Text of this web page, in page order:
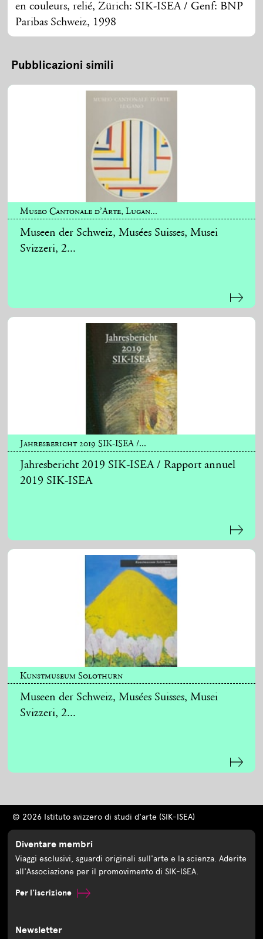
en couleurs, relié, Zürich: SIK-ISEA / Genf: BNP
Paribas Schweiz, 1998
Pubblicazioni simili
Museo Cantonale d’Arte, Lugan...
Museen der Schweiz, Musées Suisses, Musei
Svizzeri, 2...
Jahresbericht 2019 SIK-ISEA /...
Jahresbericht 2019 SIK-ISEA / Rapport annuel
2019 SIK-ISEA
Kunstmuseum Solothurn
Museen der Schweiz, Musées Suisses, Musei
Svizzeri, 2...
© 2026 Istituto svizzero di studi d'arte (SIK-ISEA)
Diventare membri
Viaggi esclusivi, sguardi originali sull'arte e la scienza. Aderite
all'Associazione per il promovimento di SIK-ISEA.
Per l'iscrizione
Newsletter